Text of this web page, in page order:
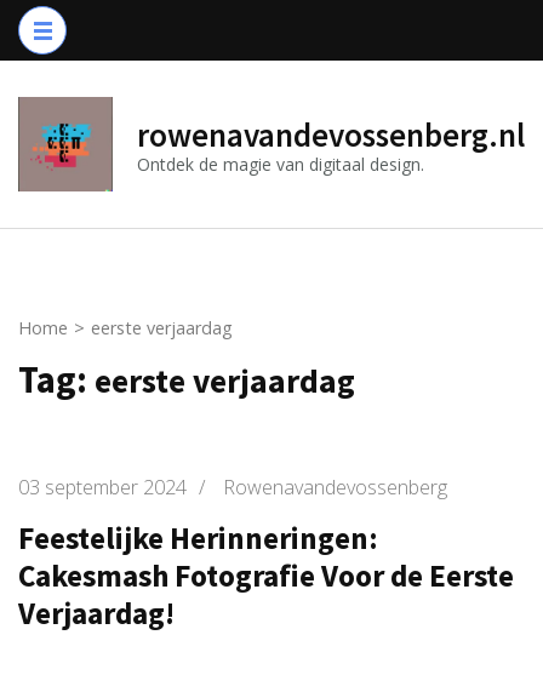
Ga
naar
(druk
Enter)
rowenavandevossenberg.nl
Ontdek de magie van digitaal design.
Home > eerste verjaardag
Tag: eerste verjaardag
03 september 2024 / Rowenavandevossenberg
Feestelijke Herinneringen:
Cakesmash Fotografie Voor de Eerste
Verjaardag!